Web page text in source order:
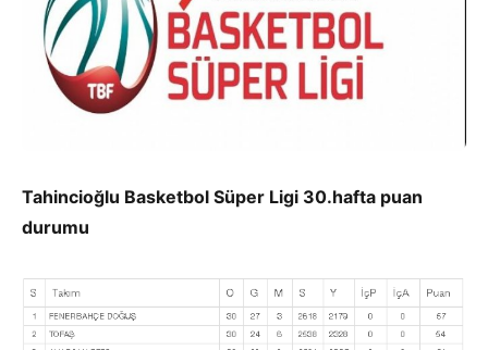
Tahincioğlu Basketbol Süper Ligi 30.hafta puan
durumu